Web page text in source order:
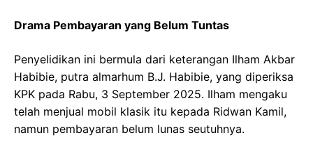
Drama Pembayaran yang Belum Tuntas
Penyelidikan ini bermula dari keterangan Ilham Akbar
Habibie, putra almarhum B.J. Habibie, yang diperiksa
KPK pada Rabu, 3 September 2025. Ilham mengaku
telah menjual mobil klasik itu kepada Ridwan Kamil,
namun pembayaran belum lunas seutuhnya.